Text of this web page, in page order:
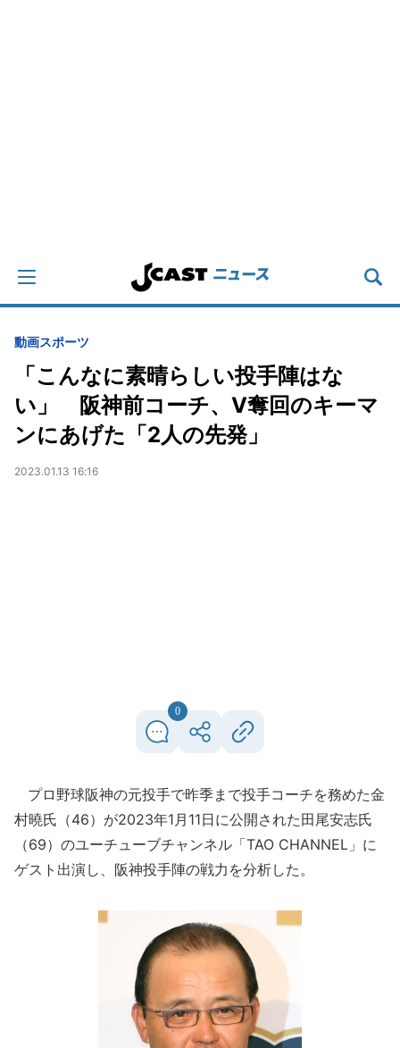
動画スポーツ
「こんなに素晴らしい投手陣はな
い」 阪神前コーチ、V奪回のキーマ
ンにあげた「2人の先発」
2023.01.13 16:16
0
プロ野球阪神の元投手で昨季まで投手コーチを務めた金
村曉氏（46）が2023年1月11日に公開された田尾安志氏
（69）のユーチューブチャンネル「TAO CHANNEL」に
ゲスト出演し、阪神投手陣の戦力を分析した。